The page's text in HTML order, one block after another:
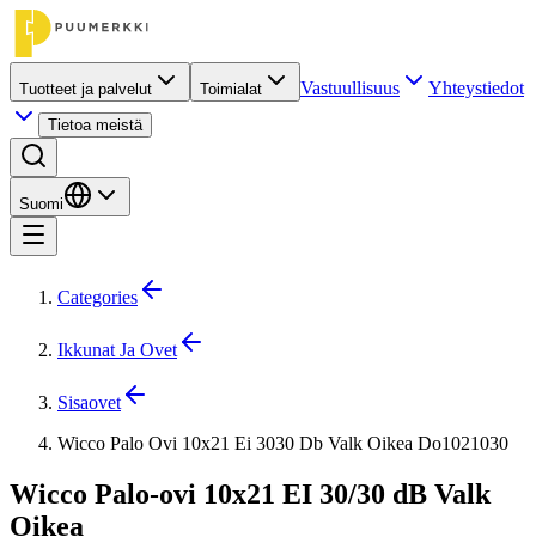
Tuotteet ja palvelut Toimialat Vastuullisuus Yhteystiedot
Tietoa meistä
Suomi
Categories
Ikkunat Ja Ovet
Sisaovet
Wicco Palo Ovi 10x21 Ei 3030 Db Valk Oikea Do1021030
Wicco Palo-ovi 10x21 EI 30/30 dB Valk
Oikea